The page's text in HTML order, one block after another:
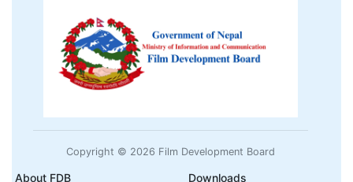
Copyright © 2026 Film Development Board
About FDB Downloads